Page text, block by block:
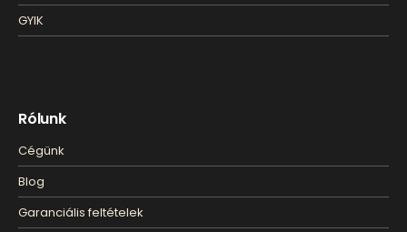
GYIK
Rólunk
Cégünk
Blog
Garanciális feltételek